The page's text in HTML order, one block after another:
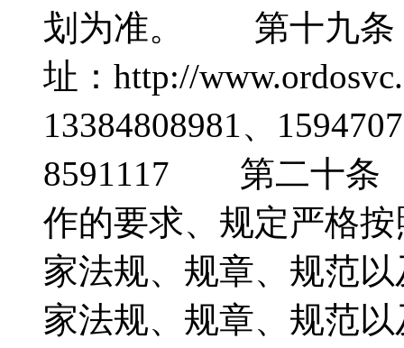
划为准。 第十九条
址：http://
13384808981、
8591117 第二十条
作的要求、规定严格
家法规、规章、规范
家法规、规章、规范